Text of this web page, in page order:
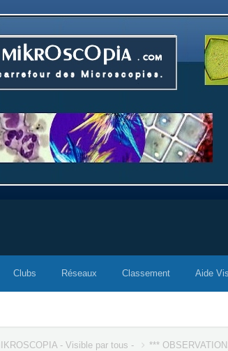
Clubs Réseaux Classement Aide
- Visible par tous - ***